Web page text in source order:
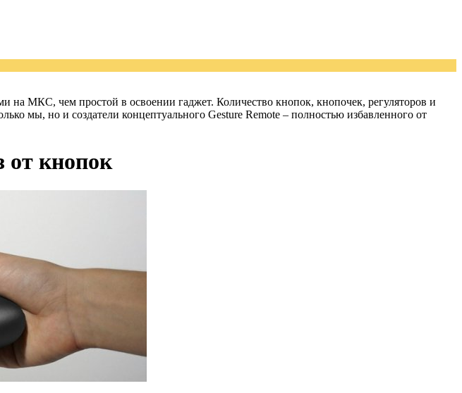
на МКС, чем простой в освоении гаджет. Количество кнопок, кнопочек, регуляторов и
мы, но и создатели концептуального Gesture Remote – полностью избавленного от
от кнопок